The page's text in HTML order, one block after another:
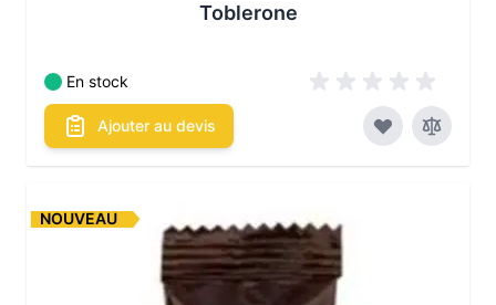
Toblerone
En stock
Ajouter au devis
NOUVEAU